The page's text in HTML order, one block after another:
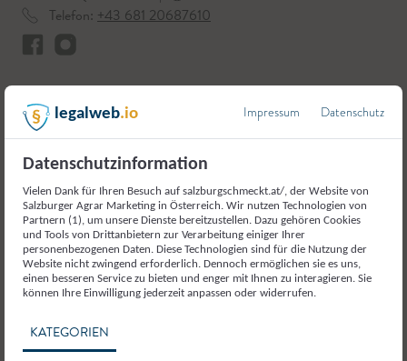
Telefon: +43 681 20687610
Hier geht`s zu unserem Betrieb
Weitere Produkte aus der
Kategorie
legalweb.io Impressum Datenschutz
Datenschutzinformation
Vielen Dank für Ihren Besuch auf salzburgschmeckt.at/, der Website von
Salzburger Agrar Marketing in Österreich. Wir nutzen Technologien von
Partnern (1), um unsere Dienste bereitzustellen. Dazu gehören Cookies
und Tools von Drittanbietern zur Verarbeitung einiger Ihrer
personenbezogenen Daten. Diese Technologien sind für die Nutzung der
Website nicht zwingend erforderlich. Dennoch ermöglichen sie es uns,
einen besseren Service zu bieten und enger mit Ihnen zu interagieren. Sie
können Ihre Einwilligung jederzeit anpassen oder widerrufen.
KATEGORIEN